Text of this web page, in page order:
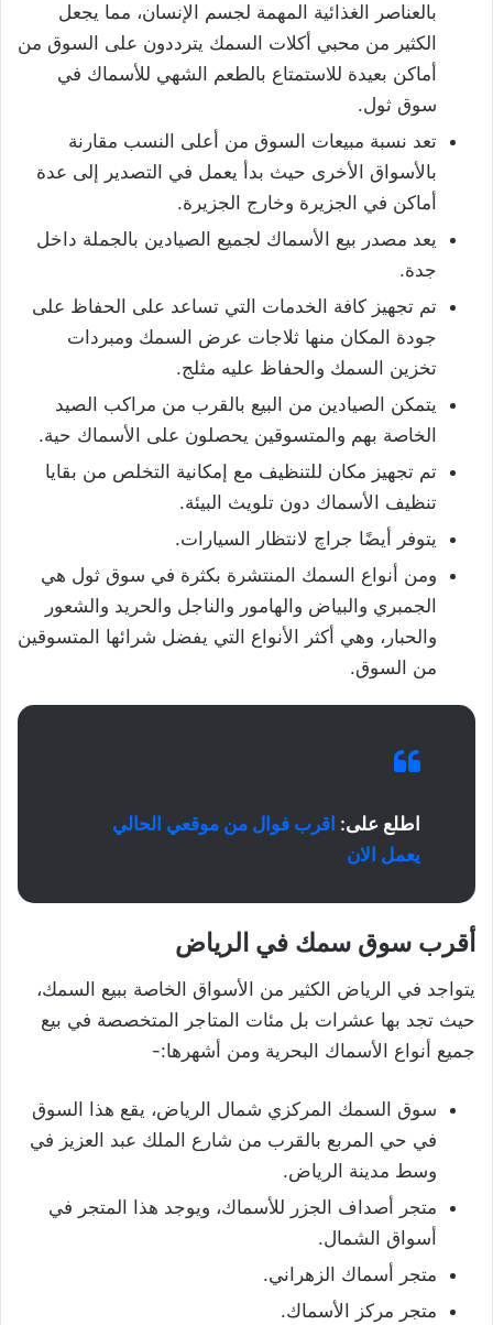
بالعناصر الغذائية المهمة لجسم الإنسان، مما يجعل
الكثير من محبي أكلات السمك يترددون على السوق من
أماكن بعيدة للاستمتاع بالطعم الشهي للأسماك في
سوق ثول.
تعد نسبة مبيعات السوق من أعلى النسب مقارنة
بالأسواق الأخرى حيث بدأ يعمل في التصدير إلى عدة
أماكن في الجزيرة وخارج الجزيرة.
يعد مصدر بيع الأسماك لجميع الصيادين بالجملة داخل
جدة.
تم تجهيز كافة الخدمات التي تساعد على الحفاظ على
جودة المكان منها ثلاجات عرض السمك ومبردات
تخزين السمك والحفاظ عليه مثلج.
يتمكن الصيادين من البيع بالقرب من مراكب الصيد
الخاصة بهم والمتسوقين يحصلون على الأسماك حية.
تم تجهيز مكان للتنظيف مع إمكانية التخلص من بقايا
تنظيف الأسماك دون تلويث البيئة.
يتوفر أيضًا جراچ لانتظار السيارات.
ومن أنواع السمك المنتشرة بكثرة في سوق ثول هي
الجمبري والبياض والهامور والناجل والحريد والشعور
والحبار، وهي أكثر الأنواع التي يفضل شرائها المتسوقين
من السوق.
اطلع على: اقرب فوال من موقعي الحالي
يعمل الان
أقرب سوق سمك في الرياض
يتواجد في الرياض الكثير من الأسواق الخاصة ببيع السمك،
حيث تجد بها عشرات بل مئات المتاجر المتخصصة في بيع
جميع أنواع الأسماك البحرية ومن أشهرها:-
سوق السمك المركزي شمال الرياض، يقع هذا السوق
في حي المربع بالقرب من شارع الملك عبد العزيز في
وسط مدينة الرياض.
متجر أصداف الجزر للأسماك، ويوجد هذا المتجر في
أسواق الشمال.
متجر أسماك الزهراني.
متجر مركز الأسماك.